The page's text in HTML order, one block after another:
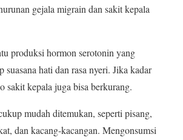
gejala migrain dan sakit kepala
produksi hormon serotonin yang
suasana hati dan rasa nyeri. Jika kadar
sakit kepala juga bisa berkurang.
mudah ditemukan, seperti pisang,
dan kacang-kacangan. Mengonsumsi